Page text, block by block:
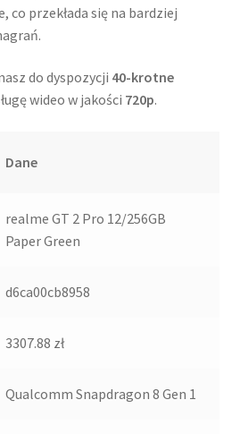
przekłada się na bardziej
do dyspozycji 40-krotne
wideo w jakości 720p.
Dane
realme GT 2 Pro 12/256GB
Paper Green
d6ca00cb8958
3307.88 zł
Qualcomm Snapdragon 8 Gen 1